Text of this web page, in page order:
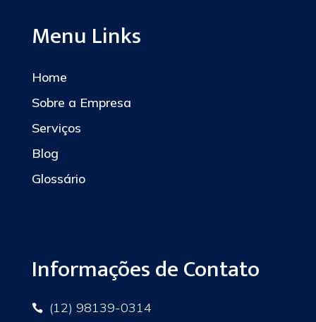
Menu Links
Home
Sobre a Empresa
Serviços
Blog
Glossário
Informações de Contato
 (12) 98139-0314